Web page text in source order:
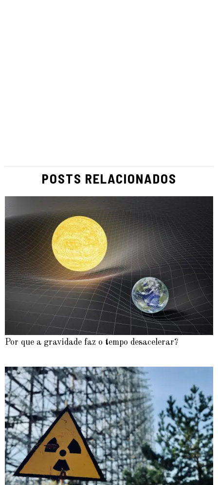
POSTS RELACIONADOS
Por que a gravidade faz o tempo desacelerar?